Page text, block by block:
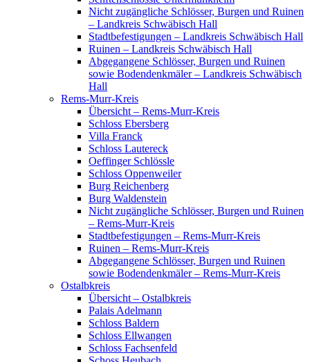
Nicht zugängliche Schlösser, Burgen und Ruinen
– Landkreis Schwäbisch Hall
Stadtbefestigungen – Landkreis Schwäbisch Hall
Ruinen – Landkreis Schwäbisch Hall
Abgegangene Schlösser, Burgen und Ruinen
sowie Bodendenkmäler – Landkreis Schwäbisch
Hall
Rems-Murr-Kreis
Übersicht – Rems-Murr-Kreis
Schloss Ebersberg
Villa Franck
Schloss Lautereck
Oeffinger Schlössle
Schloss Oppenweiler
Burg Reichenberg
Burg Waldenstein
Nicht zugängliche Schlösser, Burgen und Ruinen
– Rems-Murr-Kreis
Stadtbefestigungen – Rems-Murr-Kreis
Ruinen – Rems-Murr-Kreis
Abgegangene Schlösser, Burgen und Ruinen
sowie Bodendenkmäler – Rems-Murr-Kreis
Ostalbkreis
Übersicht – Ostalbkreis
Palais Adelmann
Schloss Baldern
Schloss Ellwangen
Schloss Fachsenfeld